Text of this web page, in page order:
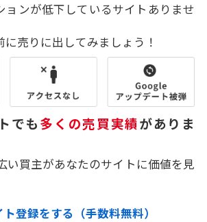
ョンが低下しているサイトありませ
売りに出してみましょう！
でも多くの売買実績がありま
い買主があなたのサイトに価値を見
登録をする（手数料無料）